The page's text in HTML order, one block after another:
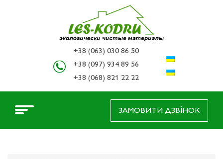
+38 (063) 030 86 50
+38 (097) 934 89 56
+38 (068) 821 22 22
ЗАМОВИТИ ДЗВІНОК